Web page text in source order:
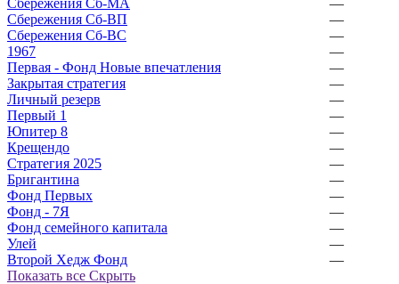
Сбережения Сб-МА
—
Сбережения Сб-ВП
—
Сбережения Сб-ВС
—
1967
—
Первая - Фонд Новые впечатления
—
Закрытая стратегия
—
Личный резерв
—
Первый 1
—
Юпитер 8
—
Крещендо
—
Стратегия 2025
—
Бригантина
—
Фонд Первых
—
Фонд - 7Я
—
Фонд семейного капитала
—
Улей
—
Второй Хедж Фонд
—
Показать все Скрыть